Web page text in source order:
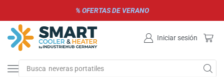
% OFERTAS DE VERANO
Iniciar sesión
Busca neveras portatiles